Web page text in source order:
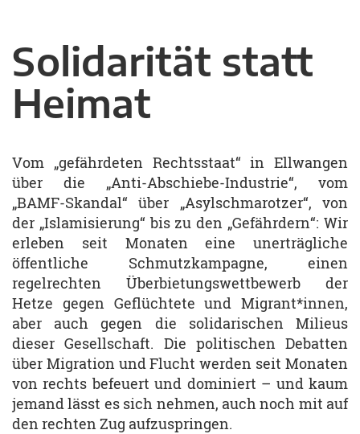
Solidarität statt
Heimat
Vom „gefährdeten Rechtsstaat“ in Ellwangen
über die „Anti-Abschiebe-Industrie“, vom
„BAMF-Skandal“ über „Asylschmarotzer“, von
der „Islamisierung“ bis zu den „Gefährdern“: Wir
erleben seit Monaten eine unerträgliche
öffentliche Schmutzkampagne, einen
regelrechten Überbietungswettbewerb der
Hetze gegen Geflüchtete und Migrant*innen,
aber auch gegen die solidarischen Milieus
dieser Gesellschaft. Die politischen Debatten
über Migration und Flucht werden seit Monaten
von rechts befeuert und dominiert – und kaum
jemand lässt es sich nehmen, auch noch mit auf
den rechten Zug aufzuspringen.